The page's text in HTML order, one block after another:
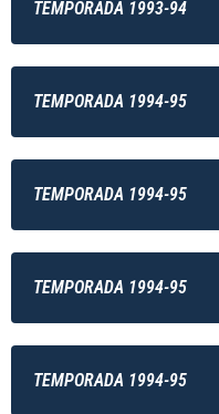
TEMPORADA 1993-94
TEMPORADA 1994-95
TEMPORADA 1994-95
TEMPORADA 1994-95
TEMPORADA 1994-95